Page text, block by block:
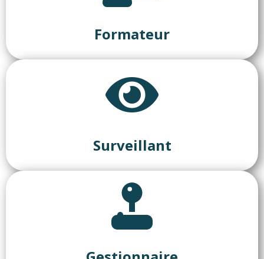
Formateur
Surveillant